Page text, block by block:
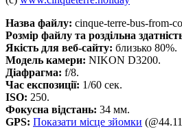
Назва файлу: cinque-terre-bus-from-
Розмір файлу та роздільна
Якість для веб-сайту: близько 80%.
Модель камери: NIKON D3200.
Діафрагма: f/8.
Час експозиції: 1/60 сек.
ISO: 250.
Фокусна відстань: 34 мм.
GPS: Показати місце зйомки